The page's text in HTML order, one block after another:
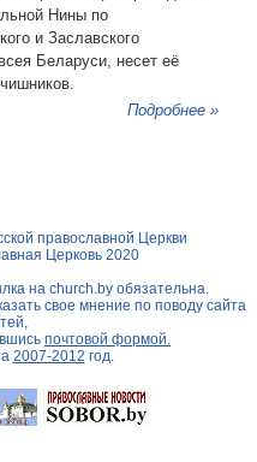
Нины по
и Заславского
Беларуси, несет её
Подробнее »
православной Церкви
Церковь 2020
на church.byобязательна.
свое мнение по поводу сайта
почтовой формой.
2007-2012 год.